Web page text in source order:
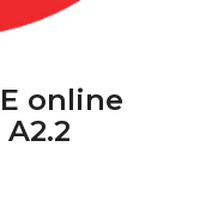
online